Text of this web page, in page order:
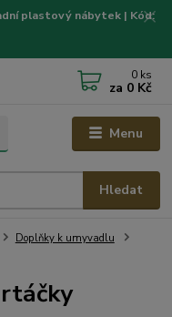
plastový nábytek | Kód:
Menu
Hledat
0 ks
za 0 Kč
Doplňky k umyvadlu